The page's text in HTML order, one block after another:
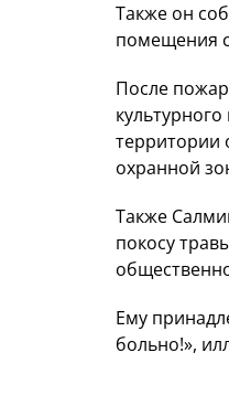
Также он
помещения
После
территории
охранной
Также
покосу
Ему
больно!»,